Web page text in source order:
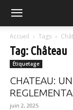
FGVB
Accueil Tags
Tag: Château
Étiquetage
CHATEAU:
juin 2, 2025